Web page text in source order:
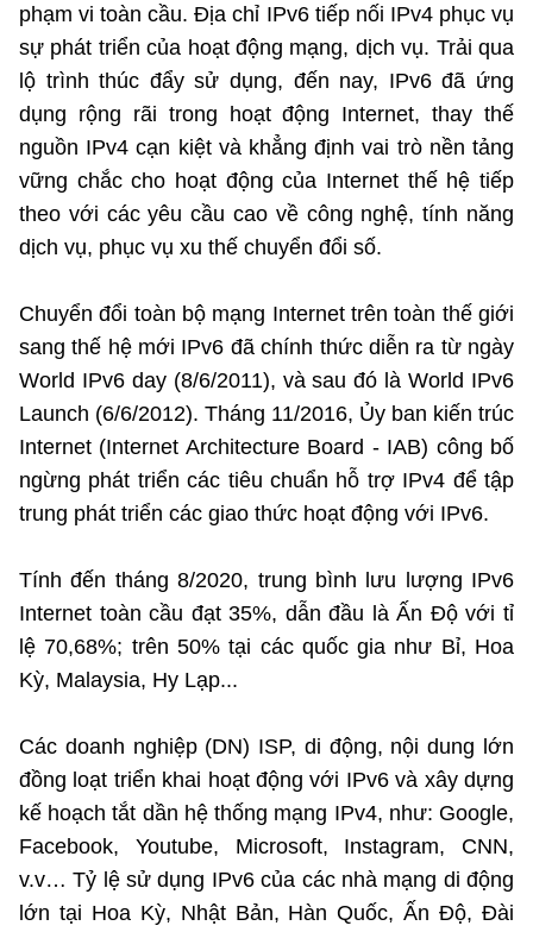
phạm vi toàn cầu. Địa chỉ IPv6 tiếp nối IPv4 phục vụ
sự phát triển của hoạt động mạng, dịch vụ. Trải qua
lộ trình thúc đẩy sử dụng, đến nay, IPv6 đã ứng
dụng rộng rãi trong hoạt động Internet, thay thế
nguồn IPv4 cạn kiệt và khẳng định vai trò nền tảng
vững chắc cho hoạt động của Internet thế hệ tiếp
theo với các yêu cầu cao về công nghệ, tính năng
dịch vụ, phục vụ xu thế chuyển đổi số.
Chuyển đổi toàn bộ mạng Internet trên toàn thế giới
sang thế hệ mới IPv6 đã chính thức diễn ra từ ngày
World IPv6 day (8/6/2011), và sau đó là World IPv6
Launch (6/6/2012). Tháng 11/2016, Ủy ban kiến trúc
Internet (Internet Architecture Board - IAB) công bố
ngừng phát triển các tiêu chuẩn hỗ trợ IPv4 để tập
trung phát triển các giao thức hoạt động với IPv6.
Tính đến tháng 8/2020, trung bình lưu lượng IPv6
Internet toàn cầu đạt 35%, dẫn đầu là Ấn Độ với tỉ
lệ 70,68%; trên 50% tại các quốc gia như Bỉ, Hoa
Kỳ, Malaysia, Hy Lạp...
Các doanh nghiệp (DN) ISP, di động, nội dung lớn
đồng loạt triển khai hoạt động với IPv6 và xây dựng
kế hoạch tắt dần hệ thống mạng IPv4, như: Google,
Facebook, Youtube, Microsoft, Instagram, CNN,
v.v… Tỷ lệ sử dụng IPv6 của các nhà mạng di động
lớn tại Hoa Kỳ, Nhật Bản, Hàn Quốc, Ấn Độ, Đài